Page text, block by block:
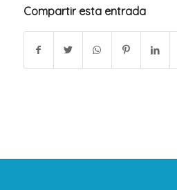
Compartir esta entrada